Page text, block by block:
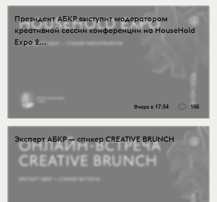
Президент АБКР выступит модератором
креативной сессии конференции на HouseHold
Expo 2...
Вчера в 17:54 166
Эксперт АБКР — спикер CREATIVE BRUNCH